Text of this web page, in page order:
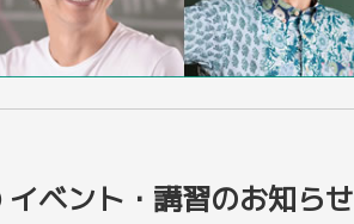
イベント・講習のお知らせ